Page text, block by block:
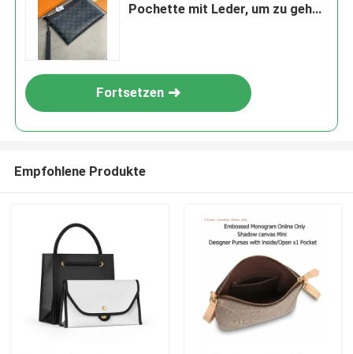
Pochette mit Leder, um zu gehen
Fortsetzen
Empfohlene Produkte